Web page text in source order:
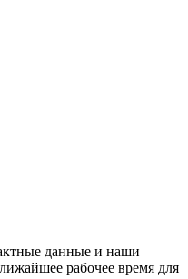
данные и наши
рабочее время для